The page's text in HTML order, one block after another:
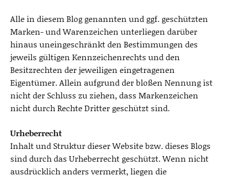
Alle in diesem Blog genannten und ggf. geschützten
Marken- und Warenzeichen unterliegen darüber
hinaus uneingeschränkt den Bestimmungen des
jeweils gültigen Kennzeichenrechts und den
Besitzrechten der jeweiligen eingetragenen
Eigentümer. Allein aufgrund der bloßen Nennung ist
nicht der Schluss zu ziehen, dass Markenzeichen
nicht durch Rechte Dritter geschützt sind.
Urheberrecht
Inhalt und Struktur dieser Website bzw. dieses Blogs
sind durch das Urheberrecht geschützt. Wenn nicht
ausdrücklich anders vermerkt, liegen die